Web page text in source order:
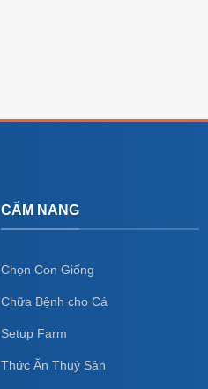
CẨM NANG
Chọn Con Giống
Chữa Bệnh cho Cá
Setup Farm
Thức Ăn Thuỷ Sản